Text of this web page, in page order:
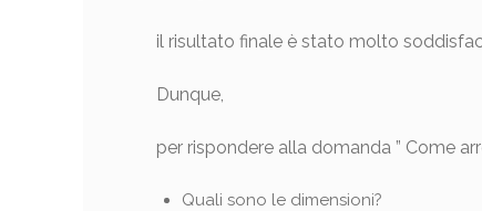
il risultato finale è stato molto
Dunque,
per rispondere alla domanda ” Come
Quali sono le dimensioni?